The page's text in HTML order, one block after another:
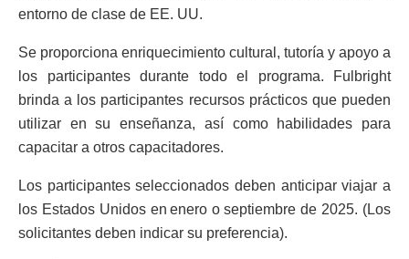
entorno de clase de EE. UU.
Se proporciona enriquecimiento cultural, tutoría y apoyo a
los participantes durante todo el programa. Fulbright
brinda a los participantes recursos prácticos que pueden
utilizar en su enseñanza, así como habilidades para
capacitar a otros capacitadores.
Los participantes seleccionados deben anticipar viajar a
los Estados Unidos en enero o septiembre de 2025. (Los
solicitantes deben indicar su preferencia).